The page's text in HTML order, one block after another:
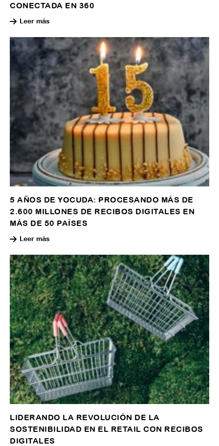
CONECTADA EN 360
Leer más
5 AÑOS DE YOCUDA: PROCESANDO MÁS DE
2.600 MILLONES DE RECIBOS DIGITALES EN
MÁS DE 50 PAÍSES
Leer más
LIDERANDO LA REVOLUCIÓN DE LA
SOSTENIBILIDAD EN EL RETAIL CON RECIBOS
DIGITALES